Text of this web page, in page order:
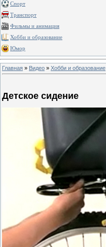
Спорт
Транспорт
Фильмы и анимация
Хобби и образование
Юмор
Главная » Видео » Хобби и образование
Детское сидение